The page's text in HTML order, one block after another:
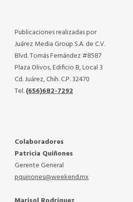
Publicaciones realizadas por
Juárez Media Group S.A. de C.V.
Blvd. Tomás Fernández #8587
Plaza Olivos, Edificio B, Local 3
Cd. Juárez, Chih. C.P. 32470
Tel.(656)682-7292
Colaboradores
Patricia Quiñones
Gerente General
pquinones@weekend.mx